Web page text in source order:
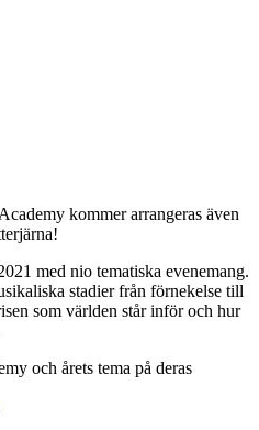
kommer arrangeras även
med nio tematiska evenemang.
stadier från förnekelse till
som världen står inför och hur
och årets tema på deras